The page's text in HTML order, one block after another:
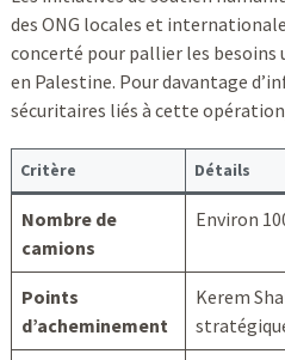
des ONG locales et
concerté pour pallier les
en Palestine. Pour davantage
sécuritaires liés à cette
Critère Détails
Nombre de
camions
Environ
Points
d’acheminement
Kerem